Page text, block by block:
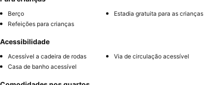
Berço
Estadia gratuita para as crianças
Refeições para crianças
Acessibilidade
Acessível a cadeira de rodas
Via de circulação acessível
Casa de banho acessível